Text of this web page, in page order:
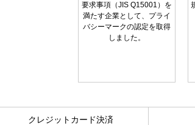
要求事項（JIS Q15001）を
満たす企業として、プライ
バシーマークの認定を取得
しました。
クレジットカード決済